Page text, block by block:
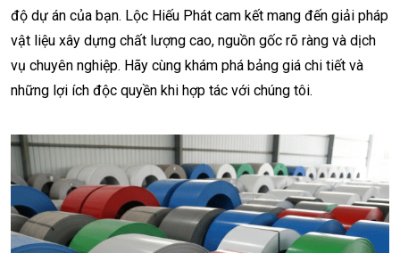
độ dự án của bạn. Lộc Hiếu Phát cam kết mang đến giải pháp
vật liệu xây dựng chất lượng cao, nguồn gốc rõ ràng và dịch
vụ chuyên nghiệp. Hãy cùng khám phá bảng giá chi tiết và
những lợi ích độc quyền khi hợp tác với chúng tôi.